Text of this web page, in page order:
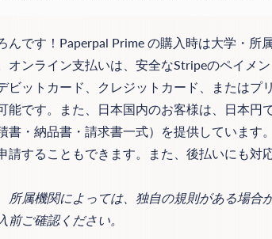
んです！Paperpal Prime の購入時は大学・所
オンライン支払いは、安全なStripeのペイメ
ビットカード、クレジットカード、またはプ
能です。また、日本国内のお客様は、日本円
書・納品書・請求書一式）を提供しています
請することもできます。また、後払いにも対
所属機関によっては、独自の規則がある場合
前ご確認ください。